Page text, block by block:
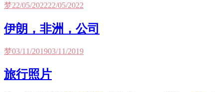
梦22/05/202222/05/2022
伊朗，非洲，公司
梦03/11/201903/11/2019
旅行照片